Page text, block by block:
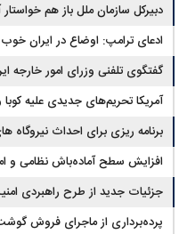
دبیرکل سازمان ملل باز هم
ادعای ترامپ: اوضاع در ایران
گفتگوی تلفنی وزرای امور خارجه
آمریکا تحریم‌های جدیدی علیه
برنامه ریزی برای احداث
آب در مازندران
افزایش سطح آماده‌باش نظامی و
جزئیات جدید از طرح راهبردی
پرده‌برداری از ماجرای فروش